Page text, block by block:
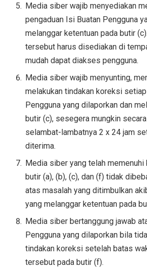
Media siber wajib menyediakan
pengaduan Isi Buatan Pengguna
melanggar ketentuan pada butir
tersebut harus disediakan di
mudah dapat diakses pengguna.
Media siber wajib menyunting,
melakukan tindakan koreksi
Pengguna yang dilaporkan dan
butir (c), sesegera mungkin
selambat-lambatnya 2 x 24 jam
diterima.
Media siber yang telah memenuhi
butir (a), (b), (c), dan (f) tidak
atas masalah yang ditimbulkan
yang melanggar ketentuan pada
Media siber bertanggung jawab
Pengguna yang dilaporkan bila
tindakan koreksi setelah batas
tersebut pada butir (f).